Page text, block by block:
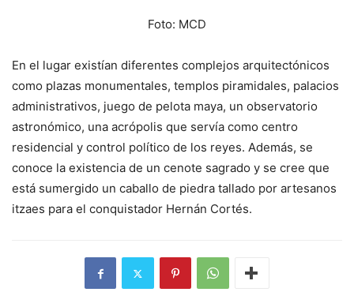
Foto: MCD
En el lugar existían diferentes complejos arquitectónicos
como plazas monumentales, templos piramidales, palacios
administrativos, juego de pelota maya, un observatorio
astronómico, una acrópolis que servía como centro
residencial y control político de los reyes. Además, se
conoce la existencia de un cenote sagrado y se cree que
está sumergido un caballo de piedra tallado por artesanos
itzaes para el conquistador Hernán Cortés.